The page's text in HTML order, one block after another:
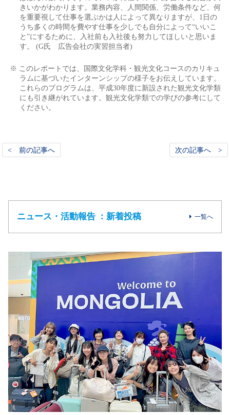
きいかがわかります。業務内容、人間関係、労働条件など、何
を重要視して仕事を選ぶかは人によって異なりますが、1日の
うち多くの時間を費やす仕事を少しでも自分によって“いいこ
と”にするために、入社前も入社後も努力してほしいと思いま
す。 (G氏 広告会社の実習担当者)
※ このレポートでは、国際文化学科・観光文化コースのカリキュ
ラムに基づいたインターンシップの様子をお伝えしています。
これらのプログラムは、平成30年度に新設された観光文化学類
にも引き継がれています。観光文化学類での学びの参考にして
ください。
< 前の記事へ 次の記事へ >
ニュース・活動報告 ：新着投稿 一覧へ